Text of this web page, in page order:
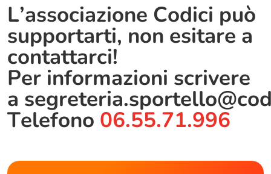
L’associazione Codici può
supportarti, non esitare a
contattarci!
Per informazioni scrivere
a
Telefono 06.55.71.996